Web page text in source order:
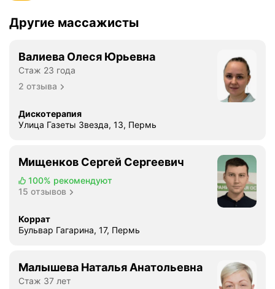
Другие массажисты
Валиева Олеся Юрьевна
Стаж 23 года
2 отзыва
Дискотерапия
Улица Газеты Звезда, 13, Пермь
Мищенков Сергей Сергеевич
100% рекомендуют
15 отзывов
Коррат
Бульвар Гагарина, 17, Пермь
Малышева Наталья Анатольевна
Стаж 37 лет